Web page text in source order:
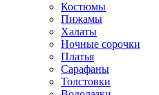
Костюмы
Пижамы
Халаты
Ночные сорочки
Платья
Сарафаны
Толстовки